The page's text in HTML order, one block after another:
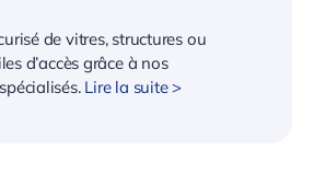
de vitres, structures ou
d’accès grâce à nos
Lire la suite >